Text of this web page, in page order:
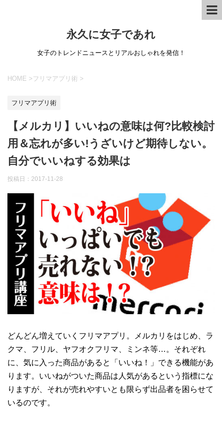
永久に女子であれ
女子のトレンドニュースとリアルおしゃれを発信！
HOME > フリマアプリ術 >
フリマアプリ術
【メルカリ】いいねの意味は何?比較検討
用＆忘れが多い!うざいけど期待しない。
自分でいいねする効果は
投稿日： 2017-11-28
どんどん増えていくフリマアプリ。メルカリをはじめ、ラ
クマ、フリル、ヤフオクフリマ、ミンネ等…。それぞれ
に、気に入った商品があると「いいね！」できる機能があ
ります。いいねがついた商品は人気があるという指標にな
りますが、それが売れやすいとも限らず出品者を困らせて
いるのです。